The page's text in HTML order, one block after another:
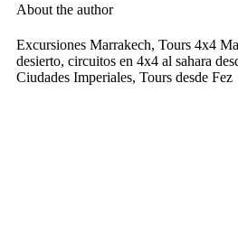
About the author
Excursiones Marrakech, Tours 4x4
desierto, circuitos en 4x4 al sahara
Ciudades Imperiales, Tours desde Fez